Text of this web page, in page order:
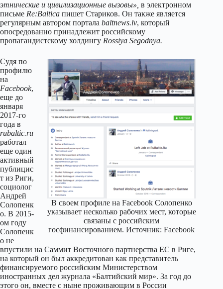
этнические и цивилизационные вызовы», в электронном
письме Re:Baltica пишет Стариков. Он также является
регулярным автором портала baltnews.lv, который
опосредованно принадлежит российскому
пропагандистскому холдингу Rossiya Segodnya.
В своем профиле на Facebook Солопенко
указывает несколько рабочих мест, которые
связаны с российским
госфинансированием. Источник: Facebook
Судя по
профилю
на
Facebook,
еще до
января
2017-го
года в
rubaltic.ru
работал
еще один
активный
публицис
т из Риги,
социолог
Андрей
Солопенк
о. В 2015-
ом году
Солопенк
о не
впустили на Саммит Восточного партнерства ЕС в Риге,
на который он был аккредитован как представитель
финансируемого российским Министерством
иностранных дел журнала «Балтийский мир». За год до
этого он, вместе с ныне проживающим в России